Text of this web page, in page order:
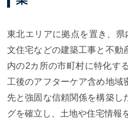
東北エリアに拠点を置き、
文住宅などの建築工事と不動
内の2カ所の市町村に特化す
工後のアフターケア含め地域
先と強固な信頼関係を構築し
グを確立し、土地や住宅情報